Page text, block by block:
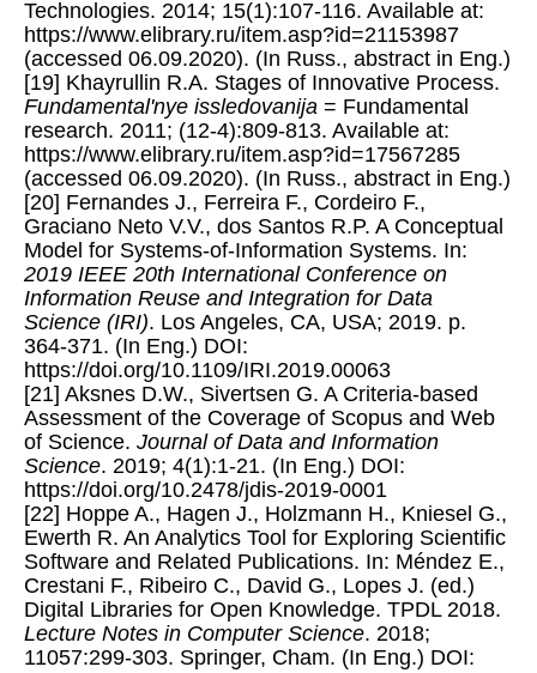
Technologies. 2014; 15(1):107-116. Available at:
https://www.elibrary.ru/item.asp?id=21153987
(accessed 06.09.2020). (In Russ., abstract in Eng.)
[19] Khayrullin R.A. Stages of Innovative Process.
Fundamental'nye issledovanija = Fundamental
research. 2011; (12-4):809-813. Available at:
https://www.elibrary.ru/item.asp?id=17567285
(accessed 06.09.2020). (In Russ., abstract in Eng.)
[20] Fernandes J., Ferreira F., Cordeiro F.,
Graciano Neto V.V., dos Santos R.P. A Conceptual
Model for Systems-of-Information Systems. In:
2019 IEEE 20th International Conference on
Information Reuse and Integration for Data
Science (IRI). Los Angeles, CA, USA; 2019. p.
364-371. (In Eng.) DOI:
https://doi.org/10.1109/IRI.2019.00063
[21] Aksnes D.W., Sivertsen G. A Criteria-based
Assessment of the Coverage of Scopus and Web
of Science. Journal of Data and Information
Science. 2019; 4(1):1-21. (In Eng.) DOI:
https://doi.org/10.2478/jdis-2019-0001
[22] Hoppe A., Hagen J., Holzmann H., Kniesel G.,
Ewerth R. An Analytics Tool for Exploring Scientific
Software and Related Publications. In: Méndez E.,
Crestani F., Ribeiro C., David G., Lopes J. (ed.)
Digital Libraries for Open Knowledge. TPDL 2018.
Lecture Notes in Computer Science. 2018;
11057:299-303. Springer, Cham. (In Eng.) DOI: